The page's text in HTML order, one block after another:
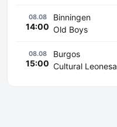
08.08
14:00
Binningen
Old Boys
08.08
15:00
Burgos
Cultural Leonesa